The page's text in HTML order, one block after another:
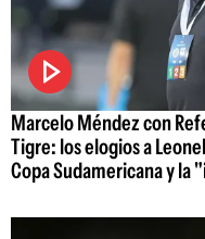
Marcelo Méndez con
Tigre: los elogios a
Copa Sudamericana y la